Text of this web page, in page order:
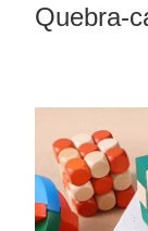
Quebra-